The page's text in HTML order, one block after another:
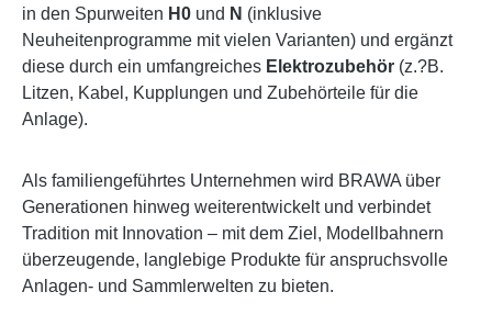
in den Spurweiten H0 und N (inklusive
Neuheitenprogramme mit vielen Varianten) und ergänzt
diese durch ein umfangreiches Elektrozubehör (z.?B.
Litzen, Kabel, Kupplungen und Zubehörteile für die
Anlage).
Als familiengeführtes Unternehmen wird BRAWA über
Generationen hinweg weiterentwickelt und verbindet
Tradition mit Innovation – mit dem Ziel, Modellbahnern
überzeugende, langlebige Produkte für anspruchsvolle
Anlagen- und Sammlerwelten zu bieten.